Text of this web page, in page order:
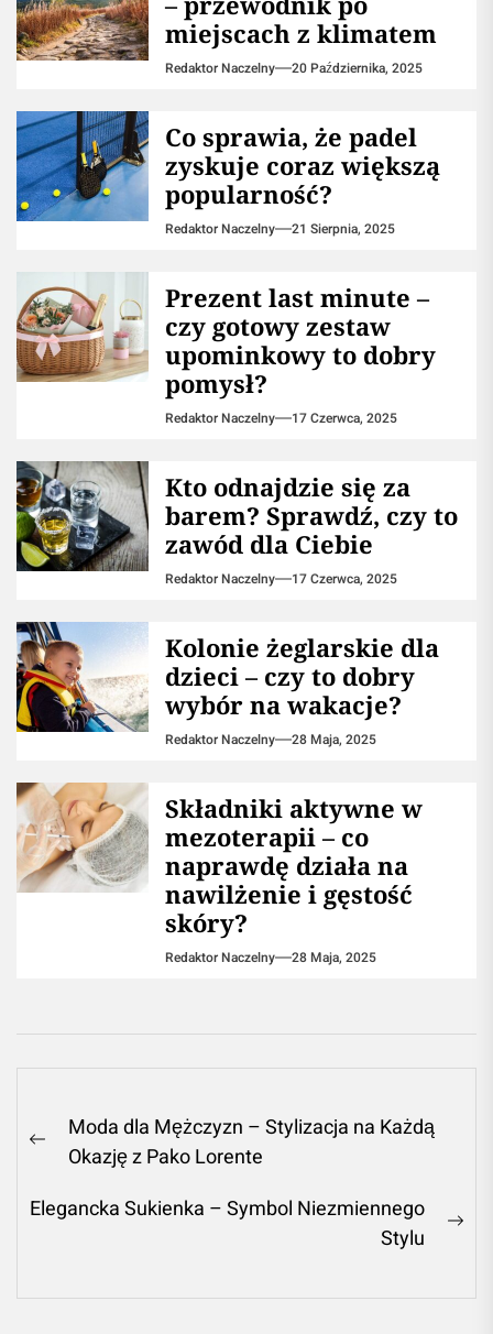
miejscach z klimatem
Redaktor Naczelny 20 Października, 2025
Co sprawia, że padel
zyskuje coraz większą
popularność?
Redaktor Naczelny 21 Sierpnia, 2025
Prezent last minute –
czy gotowy zestaw
upominkowy to dobry
pomysł?
Redaktor Naczelny 17 Czerwca, 2025
Kto odnajdzie się za
barem? Sprawdź, czy to
zawód dla Ciebie
Redaktor Naczelny 17 Czerwca, 2025
Kolonie żeglarskie dla
dzieci – czy to dobry
wybór na wakacje?
Redaktor Naczelny 28 Maja, 2025
Składniki aktywne w
mezoterapii – co
naprawdę działa na
nawilżenie i gęstość
skóry?
Redaktor Naczelny 28 Maja, 2025
Nawigacja
wpisu
Previous
Moda dla Mężczyzn – Stylizacja na Każdą
Okazję z Pako Lorente
Elegancka Sukienka – Symbol Niezmiennego
Stylu